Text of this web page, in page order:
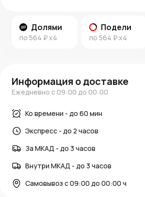
Долями
по 564 ₽x4
Подели
по 564 ₽x4
Информация о доставке
Ежедневно с 09:00 до 00:00
Ко времени - до 60 мин
Экспресс - до 2 часов
За МКАД - до 3 часов
Внутри МКАД - до 3 часов
Самовывоз с 09:00 до 00:00 ч